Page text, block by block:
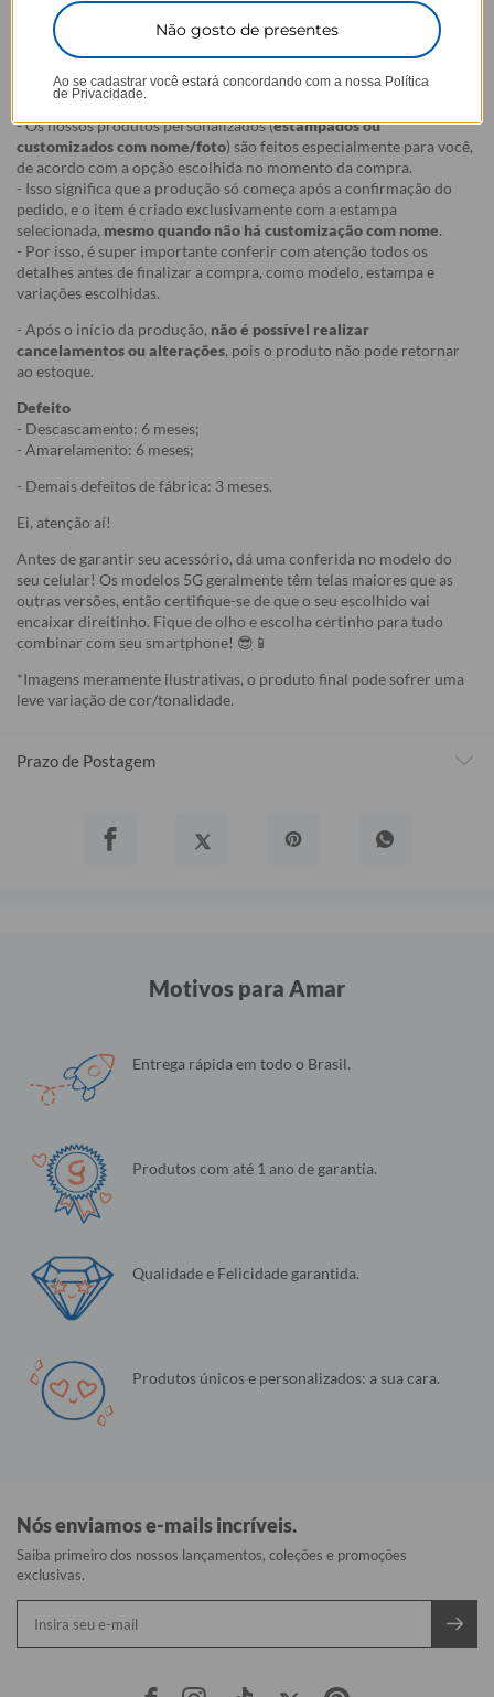
reações químicas adversas, infelizmente, o amarelamento do
produto pode vir a acontecer.
Arrependimento
- Os nossos produtos personalizados (estampados ou
customizados com nome/foto) são feitos especialmente para você,
de acordo com a opção escolhida no momento da compra.
- Isso significa que a produção só começa após a confirmação do
pedido, e o item é criado exclusivamente com a estampa
selecionada, mesmo quando não há customização com nome.
- Por isso, é super importante conferir com atenção todos os
detalhes antes de finalizar a compra, como modelo, estampa e
variações escolhidas.
- Após o início da produção, não é possível realizar
cancelamentos ou alterações, pois o produto não pode retornar
ao estoque.
Defeito
- Descascamento: 6 meses;
- Amarelamento: 6 meses;
- Demais defeitos de fábrica: 3 meses.
Ei, atenção aí!
Antes de garantir seu acessório, dá uma conferida no modelo do
seu celular! Os modelos 5G geralmente têm telas maiores que as
outras versões, então certifique-se de que o seu escolhido vai
encaixar direitinho. Fique de olho e escolha certinho para tudo
combinar com seu smartphone! 😎📱
*Imagens meramente ilustrativas, o produto final pode sofrer uma
leve variação de cor/tonalidade.
Prazo de Postagem
Motivos para Amar
Entrega rápida em todo o Brasil.
Produtos com até 1 ano de garantia.
Qualidade e Felicidade garantida.
Produtos únicos e personalizados: a sua cara.
Nós enviamos e-mails incríveis.
Saiba primeiro dos nossos lançamentos, coleções e promoções
exclusivas.
Não gosto de presentes
Ao se cadastrar você estará concordando com a nossa Política
de Privacidade.